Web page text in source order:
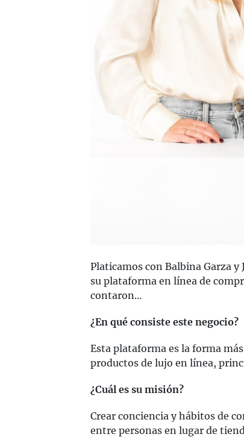
Platicamos con Balbina Garza y
su plataforma en línea de
contaron…
¿En qué consiste este negocio?
Esta plataforma es la forma
productos de lujo en línea,
¿Cuál es su misión?
Crear conciencia y hábitos de
entre personas en lugar de